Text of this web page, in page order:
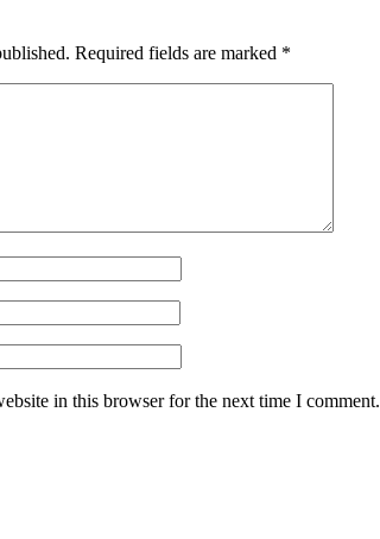
Required fields are marked *
in this browser for the next time I comment.